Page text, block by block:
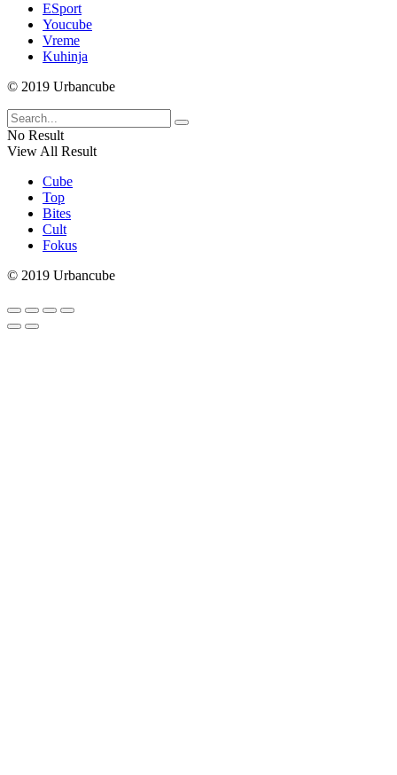
ESport
Youcube
Vreme
Kuhinja
© 2019 Urbancube
No Result
View All Result
Cube
Top
Bites
Cult
Fokus
© 2019 Urbancube